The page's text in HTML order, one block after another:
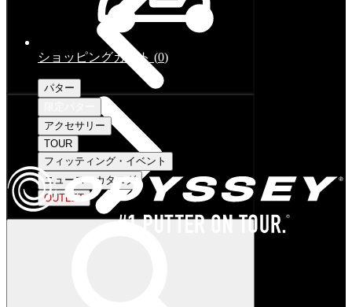
ショッピングカート (0)
パター
アクセサリー
TOUR
フィッティング・イベント
ニュース・カタログ
OUTLET